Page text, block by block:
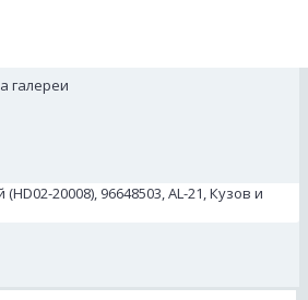
галереи
20008), 96648503, AL-21, Кузов и